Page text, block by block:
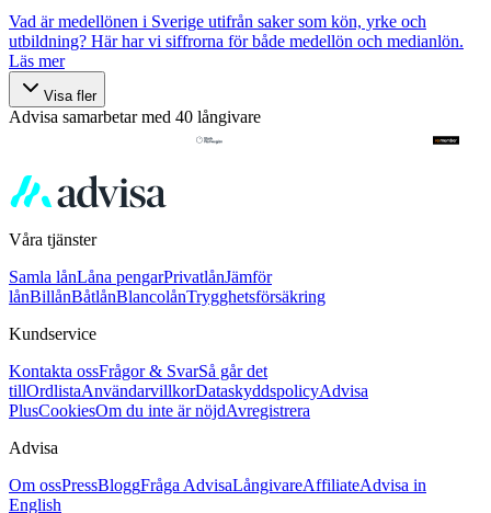
Vad är medellönen i Sverige utifrån saker som kön, yrke och
utbildning? Här har vi siffrorna för både medellön och medianlön.
Läs mer
Visa fler
Advisa samarbetar med 40 långivare
Våra tjänster
Samla lånLåna pengarPrivatlånJämför
lånBillånBåtlånBlancolånTrygghetsförsäkring
Kundservice
Kontakta ossFrågor & SvarSå går det
tillOrdlistaAnvändarvillkorDataskyddspolicyAdvisa
PlusCookiesOm du inte är nöjdAvregistrera
Advisa
Om ossPressBloggFråga AdvisaLångivareAffiliateAdvisa in
English